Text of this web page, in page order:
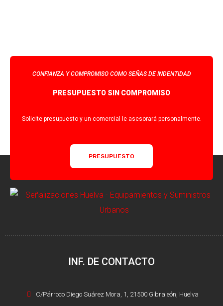
CONFIANZA Y COMPROMISO COMO SEÑAS DE INDENTIDAD
PRESUPUESTO SIN COMPROMISO
Solicite presupuesto y un comercial le asesorará personalmente.
PRESUPUESTO
INF. DE CONTACTO
C/Párroco Diego Suárez Mora, 1, 21500 Gibraleón, Huelva